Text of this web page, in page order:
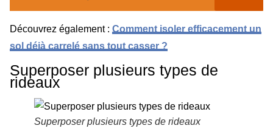
Découvrez également : Comment isoler efficacement un
sol déjà carrelé sans tout casser ?
Superposer plusieurs types de
rideaux
Superposer plusieurs types de rideaux